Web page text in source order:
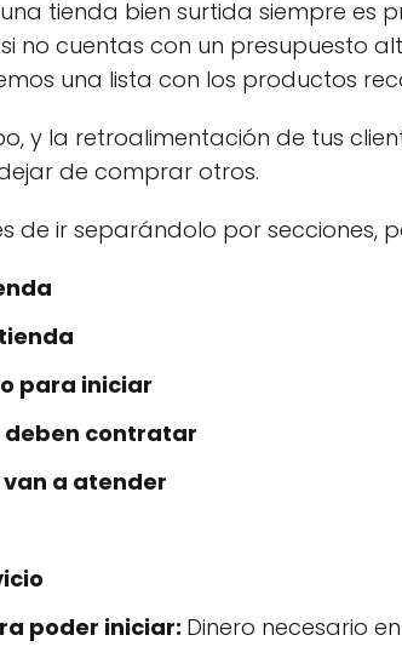
tienda bien surtida siempre es
no cuentas con un presupuesto
una lista con los productos
y la retroalimentación de tus
de comprar otros.
de ir separándolo por secciones,
para iniciar
deben contratar
van a atender
poder iniciar: Dinero necesario